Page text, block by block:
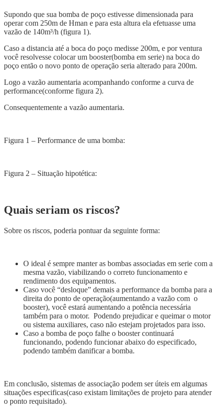
Supondo que sua bomba de poço estivesse dimensionada para
operar com 250m de Hman e para esta altura ela efetuasse uma
vazão de 140m³/h (figura 1).
Caso a distancia até a boca do poço medisse 200m, e por ventura
você resolvesse colocar um booster(bomba em serie) na boca do
poço então o novo ponto de operação seria alterado para 200m.
Logo a vazão aumentaria acompanhando conforme a curva de
performance(conforme figura 2).
Consequentemente a vazão aumentaria.
Figura 1 – Performance de uma bomba:
Figura 2 – Situação hipotética:
Quais seriam os riscos?
Sobre os riscos, poderia pontuar da seguinte forma:
O ideal é sempre manter as bombas associadas em serie com a
mesma vazão, viabilizando o correto funcionamento e
rendimento dos equipamentos.
Caso você “desloque” demais a performance da bomba para a
direita do ponto de operação(aumentando a vazão com o
booster), você estará aumentando a potência necessária
também para o motor. Podendo prejudicar e queimar o motor
ou sistema auxiliares, caso não estejam projetados para isso.
Caso a bomba de poço falhe o booster continuará
funcionando, podendo funcionar abaixo do especificado,
podendo também danificar a bomba.
Em conclusão, sistemas de associação podem ser úteis em algumas
situações especificas(caso existam limitações de projeto para atender
o ponto requisitado).